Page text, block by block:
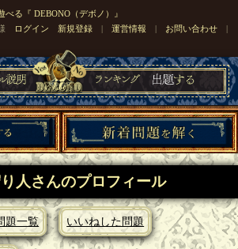
る『 DEBONO（デボノ）』
ログイン 新規登録 |運営情報 | お問い合わせ |
人さんのプロフィール
題一覧 いいねした問題